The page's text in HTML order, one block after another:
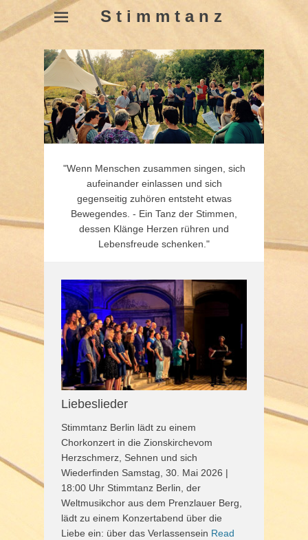
S t i m m t a n z
"Wenn Menschen zusammen singen, sich
aufeinander einlassen und sich
gegenseitig zuhören entsteht etwas
Bewegendes. - Ein Tanz der Stimmen,
dessen Klänge Herzen rühren und
Lebensfreude schenken."
Liebeslieder
Stimmtanz Berlin lädt zu einem
Chorkonzert in die Zionskirchevom
Herzschmerz, Sehnen und sich
Wiederfinden Samstag, 30. Mai 2026 |
18:00 Uhr Stimmtanz Berlin, der
Weltmusikchor aus dem Prenzlauer Berg,
lädt zu einem Konzertabend über die
Liebe ein: über das Verlassensein Read